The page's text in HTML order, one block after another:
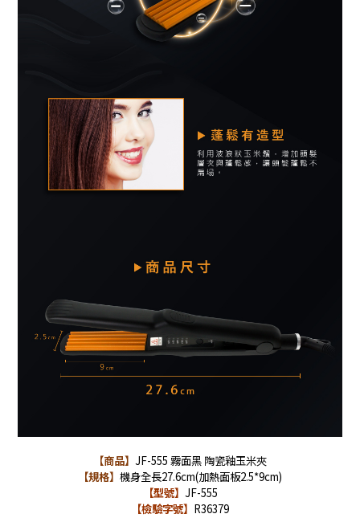
【商品】 JF-555 霧面黑 陶瓷釉玉米夾
【規格】 機身全長27.6cm(加熱面板2.5*9cm)
【型號】 JF-555
【檢驗字號】 R36379